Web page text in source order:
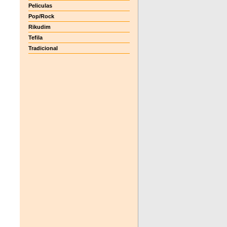
Peliculas
Pop/Rock
Rikudim
Tefila
Tradicional